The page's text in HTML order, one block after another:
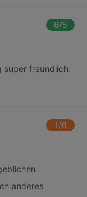
6/6
super freundlich.
1/6
anderes